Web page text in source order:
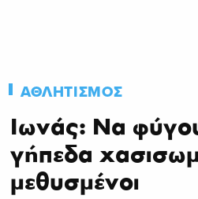
ΑΘΛΗΤΙΣΜΟΣ
Ιωνάς: Να
γήπεδα
μεθυσμένοι